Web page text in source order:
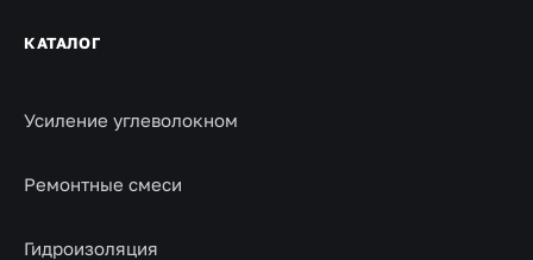
КАТАЛОГ
Усиление углеволокном
Ремонтные смеси
Гидроизоляция